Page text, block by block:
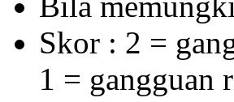
Skor : 2 =
1 = gangguan